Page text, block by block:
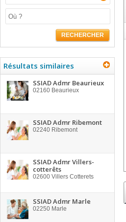
RECHERCHER
Résultats similaires
SSIAD Admr Beaurieux
02160 Beaurieux
SSIAD Admr Ribemont
02240 Ribemont
SSIAD Admr Villers-
cotterêts
02600 Villers Cotterets
SSIAD Admr Marle
02250 Marle